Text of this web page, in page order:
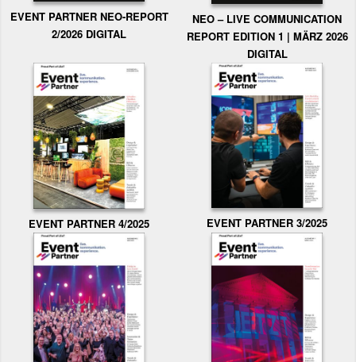
EVENT PARTNER NEO-REPORT
2/2026 DIGITAL
NEO – LIVE COMMUNICATION
REPORT EDITION 1 | MÄRZ 2026
DIGITAL
EVENT PARTNER 4/2025 EVENT PARTNER 3/2025